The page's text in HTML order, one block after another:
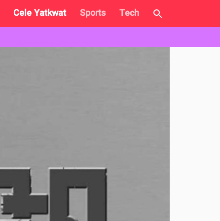
Cele Yatkwat Sports
Tech